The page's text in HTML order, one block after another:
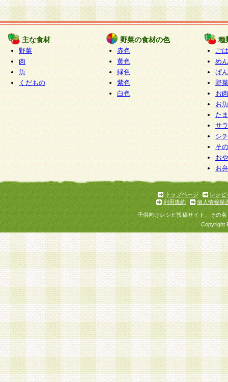
主な食材
野菜
肉
魚
くだもの
野菜の食材の色
赤色
黄色
緑色
紫色
白色
種
ご
めん
ぱん
野
お
お
た
サ
シ
そ
お
お
トップページ
レシピ
利用規約
個人情報保
子供向けレシピ投稿サイト、その
Copyright